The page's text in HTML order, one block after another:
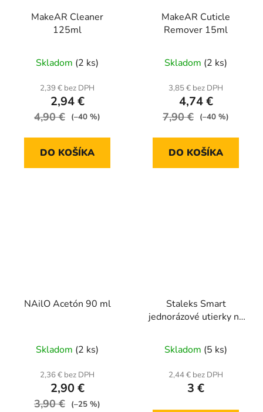
MakeAR Cleaner
125ml
Skladom (2 ks)
2,39 € bez DPH
2,94 €
4,90 € (–40 %)
DO KOŠÍKA
MakeAR Cuticle
Remover 15ml
Skladom (2 ks)
3,85 € bez DPH
4,74 €
7,90 € (–40 %)
DO KOŠÍKA
NAilO Acetón 90 ml
Skladom (2 ks)
2,36 € bez DPH
2,90 €
3,90 € (–25 %)
Staleks Smart
jednorázové utierky na
Skladom (5 ks)
2,44 € bez DPH
3 €